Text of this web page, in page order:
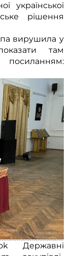
української
рішення
вирушила у
там
Державні